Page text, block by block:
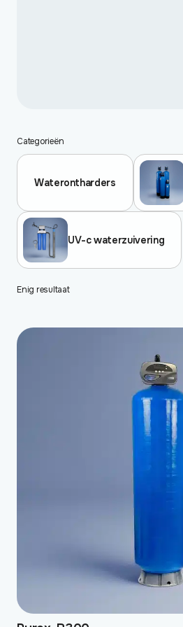
Categorieën
Waterontharders
UV-c waterzuivering
Enig resultaat